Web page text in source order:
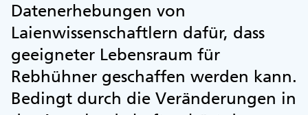
Datenerhebungen von
Laienwissenschaftlern dafür, dass
geeigneter Lebensraum für
Rebhühner geschaffen werden kann.
Bedingt durch die Veränderungen in